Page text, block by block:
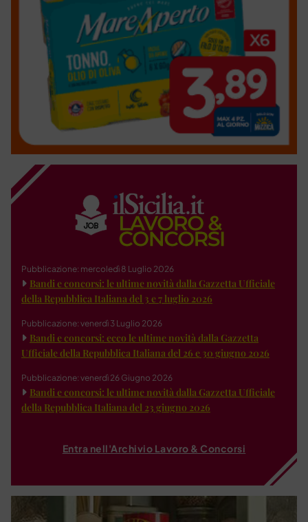
Pubblicazione: mercoledì 8 Luglio 2026
Bandi e concorsi: le ultime novità dalla Gazzetta Ufficiale
della Repubblica Italiana del 3 e 7 luglio 2026
Pubblicazione: venerdì 3 Luglio 2026
Bandi e concorsi: ecco le ultime novità dalla Gazzetta
Ufficiale della Repubblica Italiana del 26 e 30 giugno 2026
Pubblicazione: venerdì 26 Giugno 2026
Bandi e concorsi: le ultime novità dalla Gazzetta Ufficiale
della Repubblica Italiana del 23 giugno 2026
Entra nell'Archivio Lavoro & Concorsi